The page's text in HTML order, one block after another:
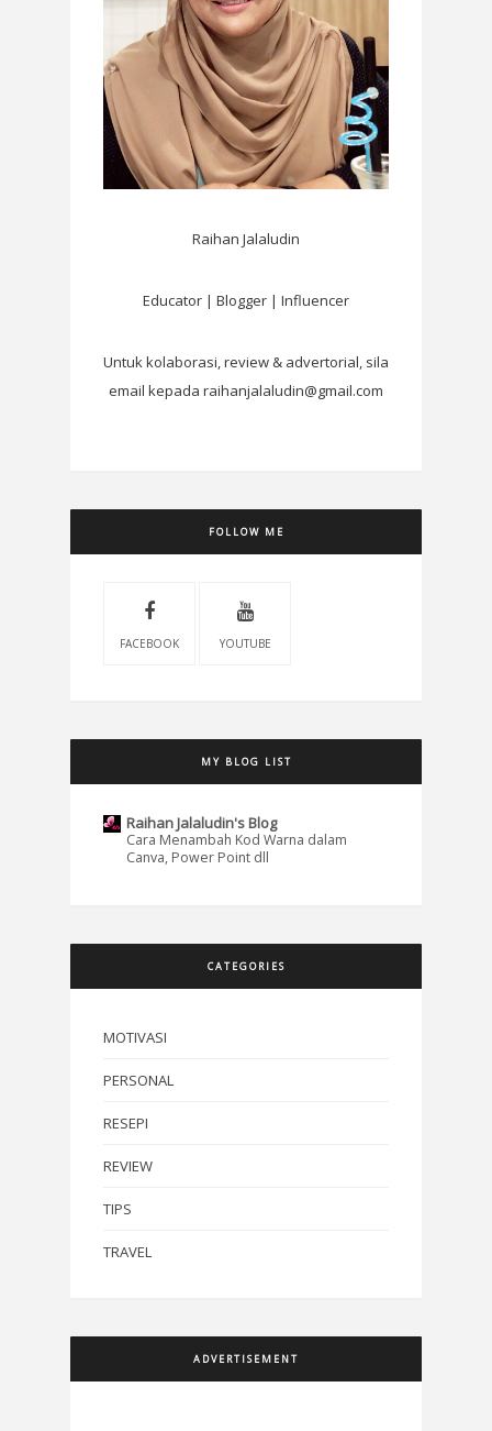
Raihan Jalaludin
Educator | Blogger | Influencer
Untuk kolaborasi, review & advertorial, sila
email kepada raihanjalaludin@gmail.com
FOLLOW ME
FACEBOOK YOUTUBE
MY BLOG LIST
Raihan Jalaludin's Blog
Cara Menambah Kod Warna dalam
Canva, Power Point dll
CATEGORIES
MOTIVASI
PERSONAL
RESEPI
REVIEW
TIPS
TRAVEL
ADVERTISEMENT